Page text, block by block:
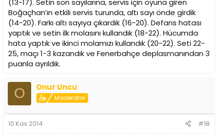
(13-17). Setin son sayılarına, servis için oyuna giren
Boğaçhan’ın etkili servis turunda, altı sayı önde girdik
(14-20). Farkı altı sayıya çıkardık (16-20). Defans hatası
yaptık ve setin ilk molasını kullandık (18-22). Hücumda
hata yaptık ve ikinci molamızı kullandık (20-22). Seti 22-
25, maçı 1-3 kazandık ve Fenerbahçe deplasmanından 3
puanla ayrıldık.
O Onur Uncu
Moderator
10 Kas 2014 #18